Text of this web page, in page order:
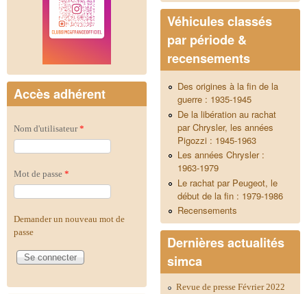
Accès adhérent
Nom d'utilisateur*
Mot de passe *
Demander un nouveau mot de
passe
Véhicules classés
par période &
recensements
Des origines à la fin de la
guerre : 1935-1945
De la libération au rachat
par Chrysler, les années
Pigozzi : 1945-1963
Les années Chrysler :
1963-1979
Le rachat par Peugeot, le
début de la fin : 1979-1986
Recensements
Dernières actualités
simca
Revue de presse Février 2022